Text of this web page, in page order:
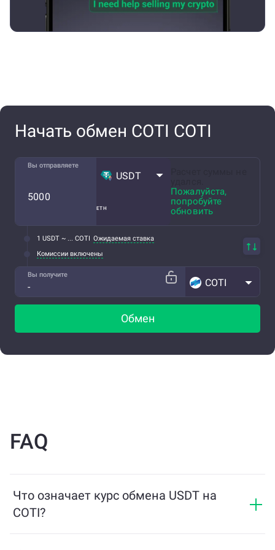
Начать обмен COTI COTI
Вы отправляете
ETH
USDT
Пожалуйста,
попробуйте
обновить
1 USDT ~ ... COTI Ожидаемая ставка
Комиссии включены
Вы получите
COTI
Обмен
FAQ
Что означает курс обмена USDT на
COTI?